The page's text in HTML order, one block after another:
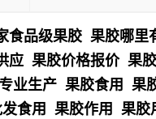
食品级果胶 果胶哪里
应 果胶价格报价 果
业生产 果胶食用 果
食用 果胶作用 果胶